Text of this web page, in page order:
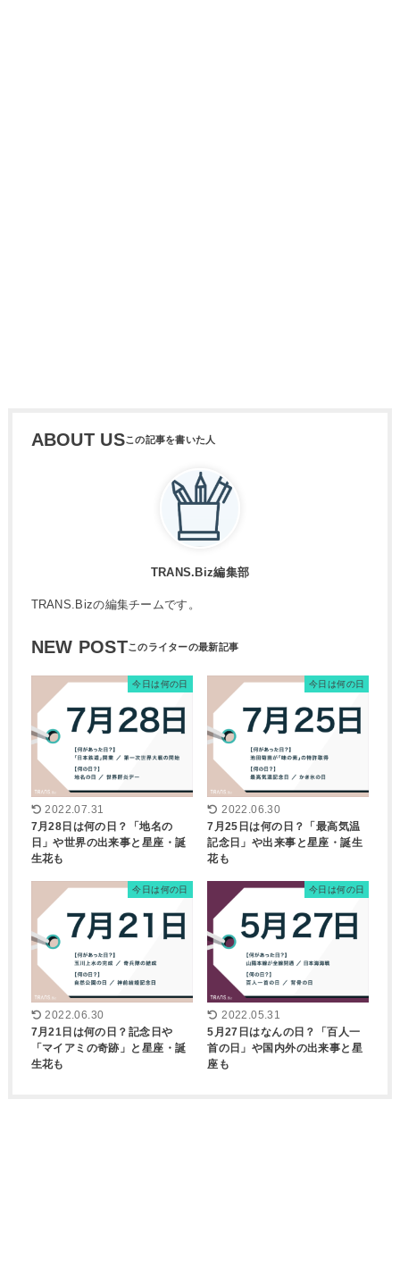
ABOUT US
TRANS.Biz編集部
TRANS.Bizの編集チームです。
NEW POST
今日は何の日
2022.07.31
7月28日は何の日？「地名の
日」や世界の出来事と星座・誕
生花も
今日は何の日
2022.06.30
7月25日は何の日？「最高気温
記念日」や出来事と星座・誕生
花も
今日は何の日
2022.06.30
7月21日は何の日？記念日や
「マイアミの奇跡」と星座・誕
生花も
今日は何の日
2022.05.31
5月27日はなんの日？「百人一
首の日」や国内外の出来事と星
座も